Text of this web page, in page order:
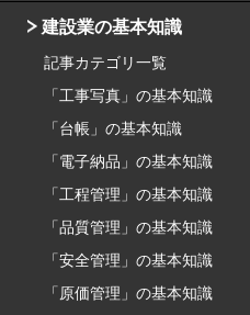
建設業の基本知識
記事カテゴリ一覧
「工事写真」の基本知識
「台帳」の基本知識
「電子納品」の基本知識
「工程管理」の基本知識
「品質管理」の基本知識
「安全管理」の基本知識
「原価管理」の基本知識